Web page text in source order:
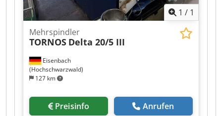
1 / 1
Eisenbach
(Hochschwarzwald)
127 km
Mehrspindler
TORNOS Delta 20/5 III
Preisinfo Anrufen